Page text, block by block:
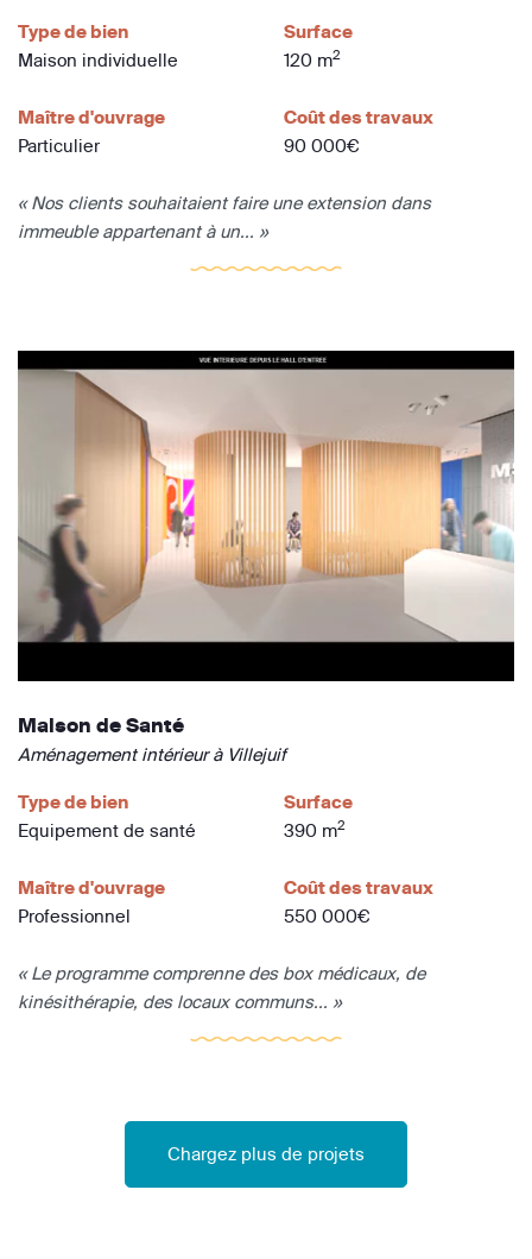
Type de bien
Maison individuelle
Surface
120 m2
Maître d'ouvrage
Particulier
Coût des travaux
90 000€
« Nos clients souhaitaient faire une extension dans
immeuble appartenant à un... »
Maison de Santé
Aménagement intérieur à Villejuif
Type de bien
Equipement de santé
Surface
390 m2
Maître d'ouvrage
Professionnel
Coût des travaux
550 000€
« Le programme comprenne des box médicaux, de
kinésithérapie, des locaux communs... »
Chargez plus de projets